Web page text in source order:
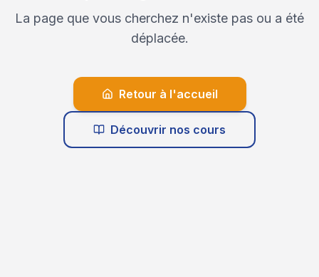
La page que vous cherchez n'existe pas ou a été
déplacée.
Retour à l'accueil
Découvrir nos cours